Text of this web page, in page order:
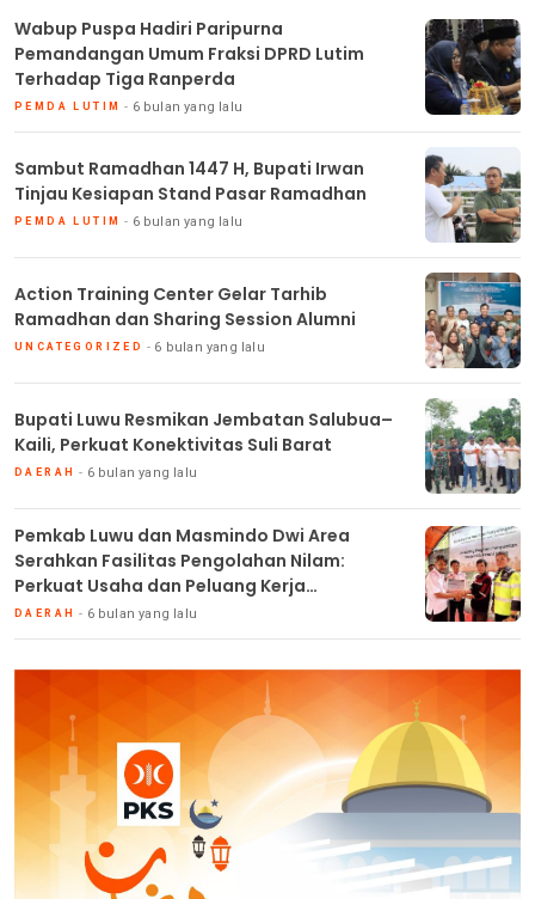
Wabup Puspa Hadiri Paripurna
Pemandangan Umum Fraksi DPRD Lutim
Terhadap Tiga Ranperda
PEMDA LUTIM 6 bulan yang lalu
Sambut Ramadhan 1447 H, Bupati Irwan
Tinjau Kesiapan Stand Pasar Ramadhan
PEMDA LUTIM 6 bulan yang lalu
Action Training Center Gelar Tarhib
Ramadhan dan Sharing Session Alumni
UNCATEGORIZED 6 bulan yang lalu
Bupati Luwu Resmikan Jembatan Salubua–
Kaili, Perkuat Konektivitas Suli Barat
DAERAH 6 bulan yang lalu
Pemkab Luwu dan Masmindo Dwi Area
Serahkan Fasilitas Pengolahan Nilam:
Perkuat Usaha dan Peluang Kerja
Masyarakat
DAERAH 6 bulan yang lalu